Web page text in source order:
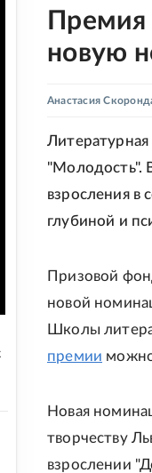
Премия
новую
Анастасия
"Молодость".
взросления в
глубиной и
Призовой
новой
Школы
премии
Новая
творчеству
взрослении